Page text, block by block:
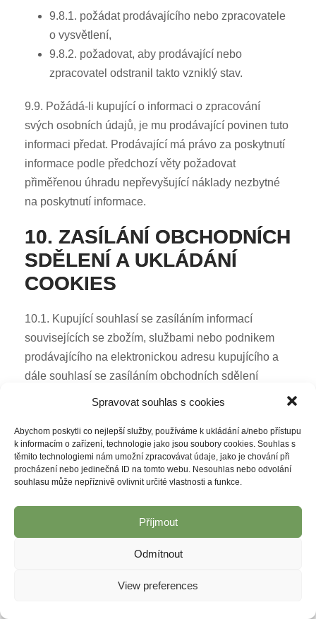
Spravovat souhlas s cookies
Abychom poskytli co nejlepší služby, používáme k ukládání a/nebo přístupu
k informacím o zařízení, technologie jako jsou soubory cookies. Souhlas s
těmito technologiemi nám umožní zpracovávat údaje, jako je chování při
procházení nebo jedinečná ID na tomto webu. Nesouhlas nebo odvolání
souhlasu může nepříznivě ovlivnit určité vlastnosti a funkce.
Příjmout
Odmítnout
View preferences
9.8.1. požádat prodávajícího nebo zpracovatele
o vysvětlení,
9.8.2. požadovat, aby prodávající nebo
zpracovatel odstranil takto vzniklý stav.
9.9. Požádá-li kupující o informaci o zpracování
svých osobních údajů, je mu prodávající povinen tuto
informaci předat. Prodávající má právo za poskytnutí
informace podle předchozí věty požadovat
přiměřenou úhradu nepřevyšující náklady nezbytné
na poskytnutí informace.
10. ZASÍLÁNÍ OBCHODNÍCH
SDĚLENÍ A UKLÁDÁNÍ
COOKIES
10.1. Kupující souhlasí se zasíláním informací
souvisejících se zbožím, službami nebo podnikem
prodávajícího na elektronickou adresu kupujícího a
dále souhlasí se zasíláním obchodních sdělení
10.2. Kupující souhlasí s ukládáním tzv. cookies na
jeho počítač. V případě, že je nákup na webové
stránce možné provést a závazky prodávajícího z
kupní smlouvy plnit, aniž by docházelo k ukládání tzv.
cookies na počítač kupujícího, může kupující souhlas
podle předchozí věty kdykoliv odvolat.
11. DORUČOVÁNÍ
11.1. Oznámení týkající se vztahů prodávajícího a